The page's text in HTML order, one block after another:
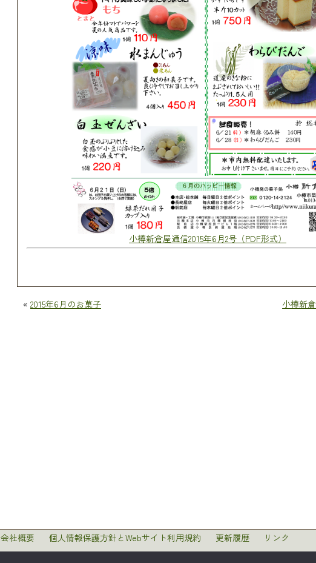
小樽新倉屋通信2015年6月2号（PDF形式）
« 2015年6月のお菓子 小樽新
会社概要 個人情報保護方針とWebサイト利用規約 更新履歴
リンク